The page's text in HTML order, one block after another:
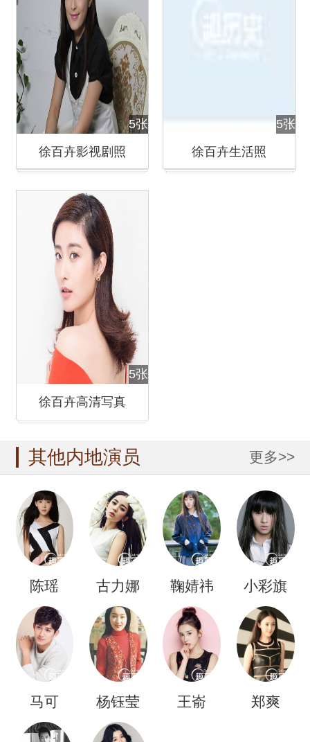
5张
徐百卉影视剧照
5张
徐百卉生活照
5张
徐百卉高清写真
其他内地演员 更多>>
陈瑶 古力娜
扎
鞠婧祎 小彩旗
马可 杨钰莹 王嵛 郑爽